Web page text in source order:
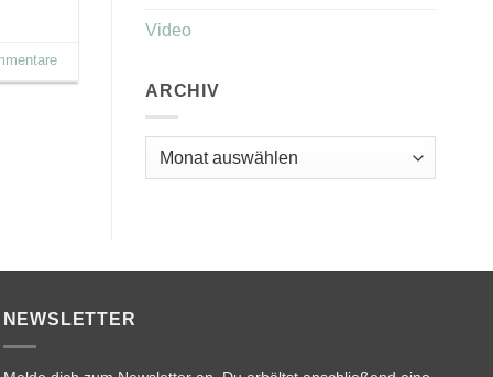
Video
ARCHIV
Archiv
NEWSLETTER